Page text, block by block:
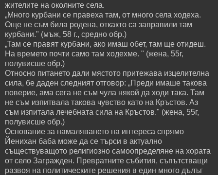
жителите на околните села.
„Много курбани се правеха там, от много села ходеха.
Още не съм била родена, откакто са заправили там
курбани." (мъж, 58 г., средно обр.)
„Там се правят курбани, ако имаш обет, там ще отидеш.
На времето почти само там ходехме. " (жена, 55г,
полувисше обр.)
Относно питането дали мястото притежава изцелителна
сила, бе даден следният отговор: „Преди имаше такова
поверие, ама сега не съм чула някой да ходи така. Там
не съм изпитвала такова чувство като на Кръстов. Аз
съм изпитала лечебната сила на Кръстов." (жена, 55г,
полувисше обр.)
Основание за намаляването на интереса спрямо
Йенихан баба може да се търси в актуално
съществуващото религиозно самоопределяне на хората
от село Загражден. Превратните събития, съпътстващи
развоя на политическите решения в един много дълъг